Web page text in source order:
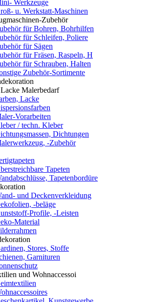
Werkzeuge
u. Werkstatt-Maschinen
Zubehör
für Bohren, Bohrhilfen
für Schleifen, Poliere
für Sägen
für Fräsen, Raspeln, H
für Schrauben, Halten
Zubehör-Sortimente
Malerbedarf
Lacke
Vorarbeiten
/ techn. Kleber
Dichtungen
-Zubehör
Tapeten
Tapetenbordüre
und Deckenverkleidung
-beläge
Profile, -Leisten
Material
Stores, Stoffe
Garnituren
und Wohnaccessoi